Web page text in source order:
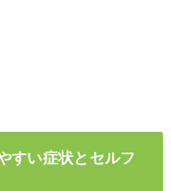
すい症状とセルフ